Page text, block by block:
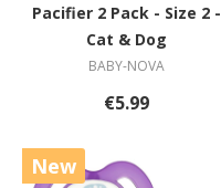
Pacifier 2 Pack - Size 2 -
Cat & Dog
BABY-NOVA
€5.99
New